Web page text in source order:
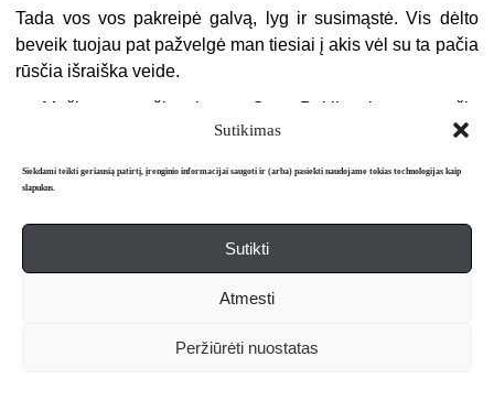
Sutikimas
Siekdami teikti geriausią patirtį, įrenginio informacijai saugoti ir (arba) pasiekti naudojame tokias technologijas kaip
slapukus.
Sutikti
Atmesti
Peržiūrėti nuostatas
Tada vos vos pakreipė galvą, lyg ir susimąstė. Vis dėlto
beveik tuojau pat pažvelgė man tiesiai į akis vėl su ta pačia
rūsčia išraiška veide.
– Mačiau, atvažiavai su Otu. Pakliuvai tarp pačių
bjauriausių salos vagių. – Žilasis vyras nutilo ir įdėmiai į
kol dar gali.
Linktelėjau ir mes išėjome laukan. Šeimininkas nusivedė
mane už savo namo, parodė keliuką, kuriuo būsią
geriausia sprukti, ir patarė paskubėti, kol anie dar
Aš grįžau prie motociklo priešais gelsvąjį namą, pasiėmiau